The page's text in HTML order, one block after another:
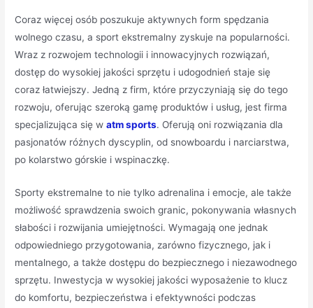
Coraz więcej osób poszukuje aktywnych form spędzania
wolnego czasu, a sport ekstremalny zyskuje na popularności.
Wraz z rozwojem technologii i innowacyjnych rozwiązań,
dostęp do wysokiej jakości sprzętu i udogodnień staje się
coraz łatwiejszy. Jedną z firm, które przyczyniają się do tego
rozwoju, oferując szeroką gamę produktów i usług, jest firma
specjalizująca się watm sports. Oferują oni rozwiązania dla
pasjonatów różnych dyscyplin, od snowboardu i narciarstwa,
po kolarstwo górskie i wspinaczkę.
Sporty ekstremalne to nie tylko adrenalina i emocje, ale także
możliwość sprawdzenia swoich granic, pokonywania własnych
słabości i rozwijania umiejętności. Wymagają one jednak
odpowiedniego przygotowania, zarówno fizycznego, jak i
mentalnego, a także dostępu do bezpiecznego i niezawodnego
sprzętu. Inwestycja w wysokiej jakości wyposażenie to klucz
do komfortu, bezpieczeństwa i efektywności podczas